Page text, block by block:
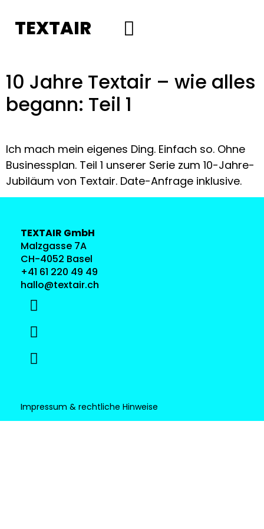
TEXTAIR
10 Jahre Textair – wie alles
begann: Teil 1
Ich mach mein eigenes Ding. Einfach so. Ohne
Businessplan. Teil 1 unserer Serie zum 10-Jahre-
Jubiläum von Textair. Date-Anfrage inklusive.
TEXTAIR GmbH
Malzgasse 7A
CH-4052 Basel
+41 61 220 49 49
hallo@textair.ch
Impressum & rechtliche Hinweise